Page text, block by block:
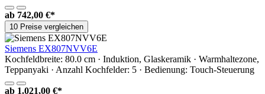
ab 742,00 €*
10 Preise vergleichen
Siemens EX807NVV6E
Kochfeldbreite: 80.0 cm · Induktion, Glaskeramik · Warmhaltezone,
Teppanyaki · Anzahl Kochfelder: 5 · Bedienung: Touch-Steuerung
ab 1.021,00 €*